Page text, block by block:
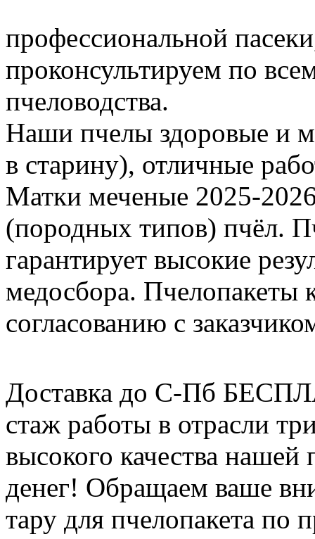
профессиональной
проконсультируем по
пчеловодства.
Наши пчелы здоровые и
в старину), отличные
Матки меченые 2025-
(породных типов) пчёл.
гарантирует высокие
медосбора. Пчелопакеты
согласованию с
Доставка до С-Пб
стаж работы в отрасли
высокого качества
денег! Обращаем ваше
тару для пчелопакета по